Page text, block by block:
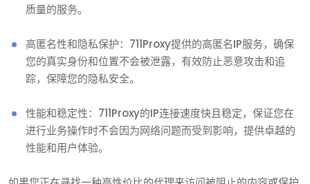
质量的服务。
‌高匿名性和隐私保护‌：711Proxy提供的高匿名IP服务，确保
您的真实身份和位置不会被泄露，有效防止恶意攻击和追
踪，保障您的隐私安全。
‌性能和稳定性‌：711Proxy的IP连接速度快且稳定，保证您在
进行业务操作时不会因为网络问题而受到影响，提供卓越的
性能和用户体验。